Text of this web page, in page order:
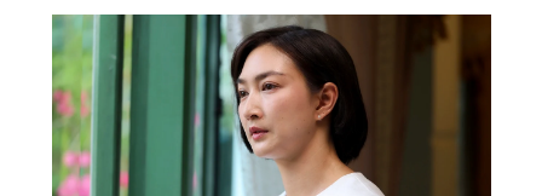
เจ้าตัวจะเพิ่งผ่านการผ่าตัดกระดูกสันหลังใส่หมุด 4 ตัวมาได้
เพียง 1 เดือนก็ตาม ตอนนี้รอพักฟื้นร่างกายอีก 2 เดือน ก็อาจจะ
บินไปรับงานต่างประเทศได้